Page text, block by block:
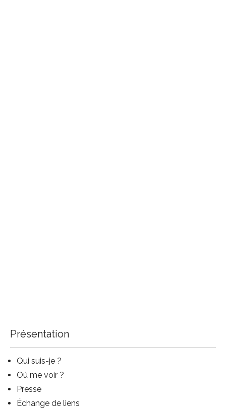
Présentation
Qui suis-je ?
Où me voir ?
Presse
Échange de liens